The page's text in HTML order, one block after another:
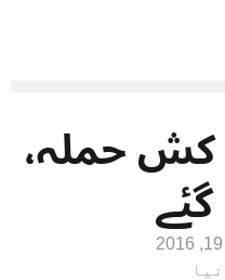
کش حملہ،